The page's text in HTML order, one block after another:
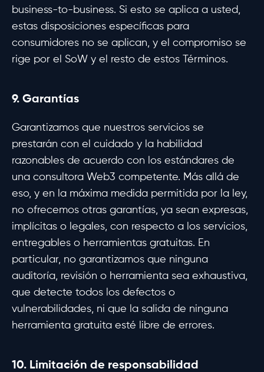
business-to-business. Si esto se aplica a usted,
estas disposiciones específicas para
consumidores no se aplican, y el compromiso se
rige por el SoW y el resto de estos Términos.
9. Garantías
Garantizamos que nuestros servicios se
prestarán con el cuidado y la habilidad
razonables de acuerdo con los estándares de
una consultora Web3 competente. Más allá de
eso, y en la máxima medida permitida por la ley,
no ofrecemos otras garantías, ya sean expresas,
implícitas o legales, con respecto a los servicios,
entregables o herramientas gratuitas. En
particular, no garantizamos que ninguna
auditoría, revisión o herramienta sea exhaustiva,
que detecte todos los defectos o
vulnerabilidades, ni que la salida de ninguna
herramienta gratuita esté libre de errores.
10. Limitación de responsabilidad